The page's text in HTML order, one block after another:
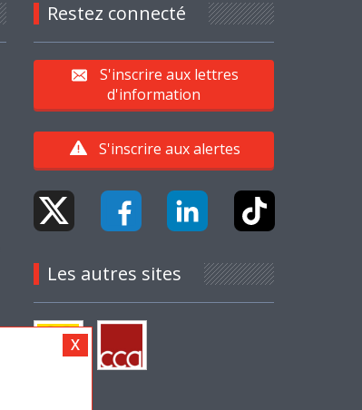
Restez connecté
S'inscrire aux lettres
d'information
S'inscrire aux alertes
Les autres sites